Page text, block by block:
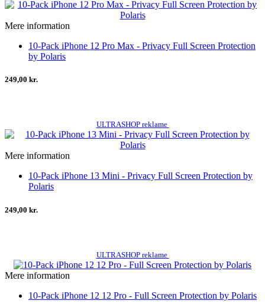
Mere information
10-Pack iPhone 12 Pro Max - Privacy Full Screen Protection
by Polaris
249,00 kr.
ULTRASHOP reklame
Mere information
10-Pack iPhone 13 Mini - Privacy Full Screen Protection by
Polaris
249,00 kr.
ULTRASHOP reklame
Mere information
10-Pack iPhone 12 12 Pro - Full Screen Protection by Polaris